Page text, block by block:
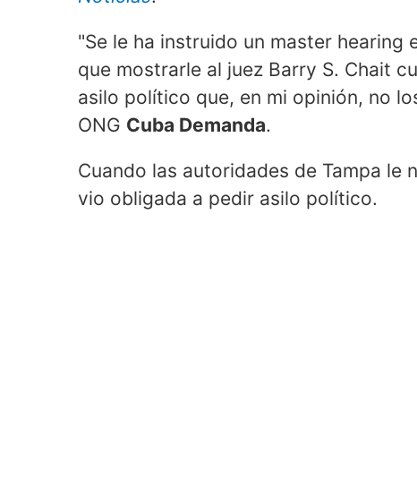
"Se le ha instruido un master hearing
que mostrarle al juez Barry S. Chait
asilo político que, en mi opinión, no
ONG Cuba Demanda.
Cuando las autoridades de Tampa le
vio obligada a pedir asilo político.